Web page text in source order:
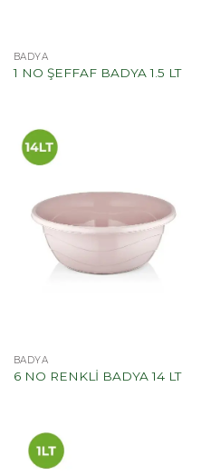
BADYA
1 NO ŞEFFAF BADYA 1.5 LT
BADYA
6 NO RENKLİ BADYA 14 LT